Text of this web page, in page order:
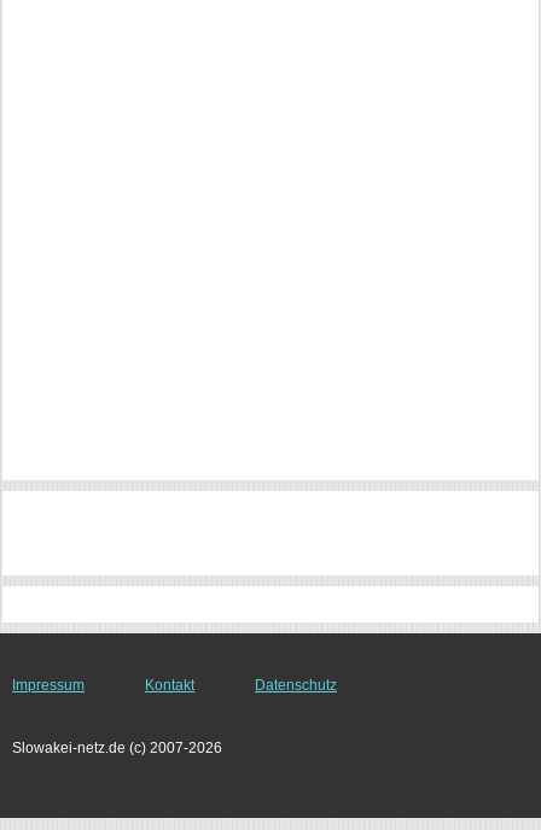
Impressum Kontakt Datenschutz
Slowakei-netz.de (c) 2007-2026